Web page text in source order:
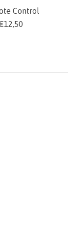
Control